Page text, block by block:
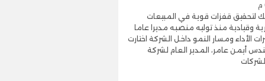
لتحقيق قفزات قوية في المبيعات
وقيادية منذ توليه منصبه مديرا عاما
ومسار النمو داخل الشركة اختارت
أيمن عامر، المدير العام لشركة